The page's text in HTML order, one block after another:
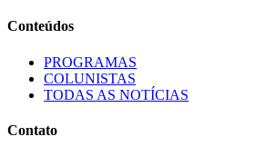
Conteúdos
PROGRAMAS
COLUNISTAS
TODAS AS NOTÍCIAS
Contato